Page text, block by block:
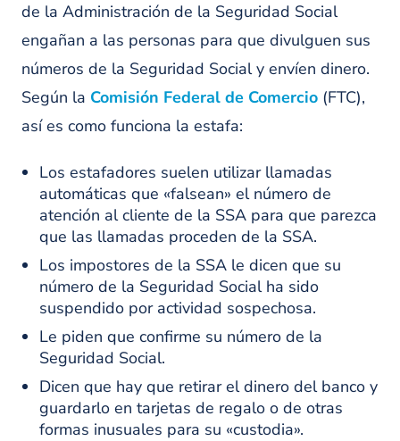
de la Administración de la Seguridad Social
engañan a las personas para que divulguen sus
números de la Seguridad Social y envíen dinero.
Según la Comisión Federal de Comercio (FTC),
así es como funciona la estafa:
Los estafadores suelen utilizar llamadas
automáticas que «falsean» el número de
atención al cliente de la SSA para que parezca
que las llamadas proceden de la SSA.
Los impostores de la SSA le dicen que su
número de la Seguridad Social ha sido
suspendido por actividad sospechosa.
Le piden que confirme su número de la
Seguridad Social.
Dicen que hay que retirar el dinero del banco y
guardarlo en tarjetas de regalo o de otras
formas inusuales para su «custodia».